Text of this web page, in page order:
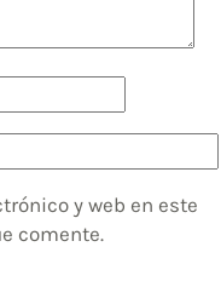
y web en este
comente.